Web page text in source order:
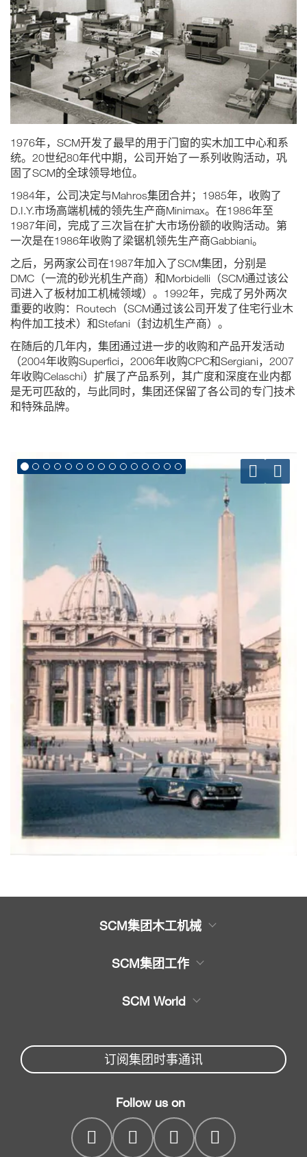
1976年，SCM开发了最早的用于门窗的实木加工中心和系
统。20世纪80年代中期，公司开始了一系列收购活动，巩
固了SCM的全球领导地位。
1984年，公司决定与Mahros集团合并；1985年，收购了
D.I.Y.市场高端机械的领先生产商Minimax。在1986年至
1987年间，完成了三次旨在扩大市场份额的收购活动。第
一次是在1986年收购了梁锯机领先生产商Gabbiani。
之后，另两家公司在1987年加入了SCM集团，分别是
DMC（一流的砂光机生产商）和Morbidelli（SCM通过该公
司进入了板材加工机械领域）。1992年，完成了另外两次
重要的收购：Routech（SCM通过该公司开发了住宅行业木
构件加工技术）和Stefani（封边机生产商）。
在随后的几年内，集团通过进一步的收购和产品开发活动
（2004年收购Superfici，2006年收购CPC和Sergiani，2007
年收购Celaschi）扩展了产品系列，其广度和深度在业内都
是无可匹敌的，与此同时，集团还保留了各公司的专门技术
和特殊品牌。
SCM集团木工机械
木工机械产品
机械备件
SCM公司
SCM集团工作
木工锯
家具钻孔机床
木工造型机床
木工砂光机
SCM World
机械配件服务
myPortal
订阅集团时事通讯
Follow us on